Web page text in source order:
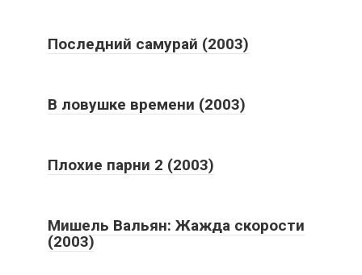
Последний самурай (2003)
В ловушке времени (2003)
Плохие парни 2 (2003)
Мишель Вальян: Жажда скорости
(2003)